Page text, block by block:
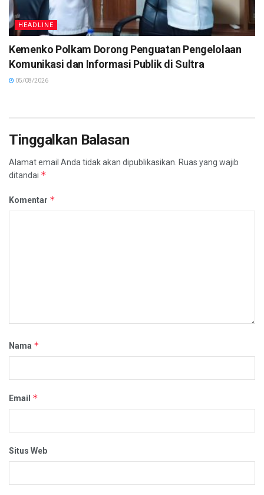
HEADLINE
Kemenko Polkam Dorong Penguatan Pengelolaan
Komunikasi dan Informasi Publik di Sultra
05/08/2026
Tinggalkan Balasan
Alamat email Anda tidak akan dipublikasikan. Ruas yang wajib
ditandai *
Komentar *
Nama *
Email *
Situs Web